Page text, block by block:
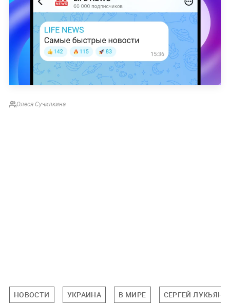
Олеся Сучилкина
НОВОСТИ УКРАИНА В МИРЕ СЕРГЕЙ